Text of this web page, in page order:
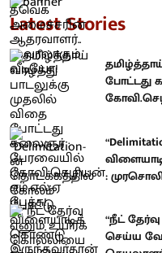
Latest Stories
போட்டது
:
“நீட்
செய்ய